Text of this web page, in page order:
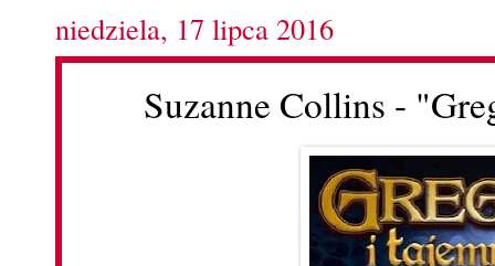
niedziela, 17 lipca 2016
Suzanne Collins -